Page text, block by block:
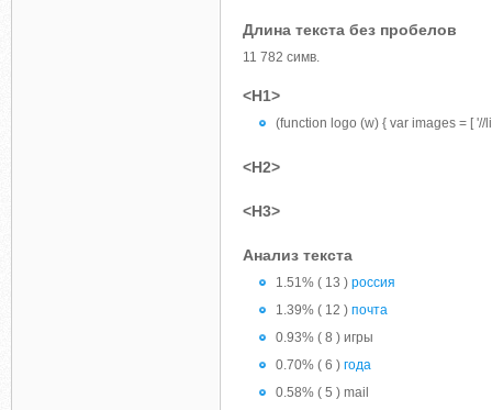
Длина текста без пробелов
11 782 симв.
<H1>
(function logo (w) { var images = [
<H2>
<H3>
Анализ текста
1.51% ( 13 ) россия
1.39% ( 12 ) почта
0.93% ( 8 ) игры
0.70% ( 6 ) года
0.58% ( 5 ) mail